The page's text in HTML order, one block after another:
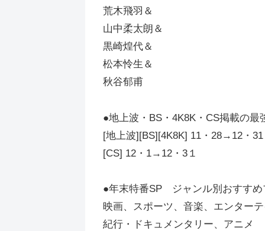
荒木飛羽＆
山中柔太朗＆
黒崎煌代＆
松本怜生＆
秋谷郁甫
●地上波・BS・4K8K・CS掲載の最
[地上波][BS][4K8K] 11・28→12・31
[CS] 12・1→12・3１
●年末特番SP ジャンル別おすすめ
映画、スポーツ、音楽、エンター
紀行・ドキュメンタリー、アニメ